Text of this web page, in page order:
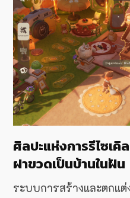
ศิลปะแห่งการรีไซเ
ฝาขวดเป็นบ้านในฝัน
ระบบการสร้างและตกแ